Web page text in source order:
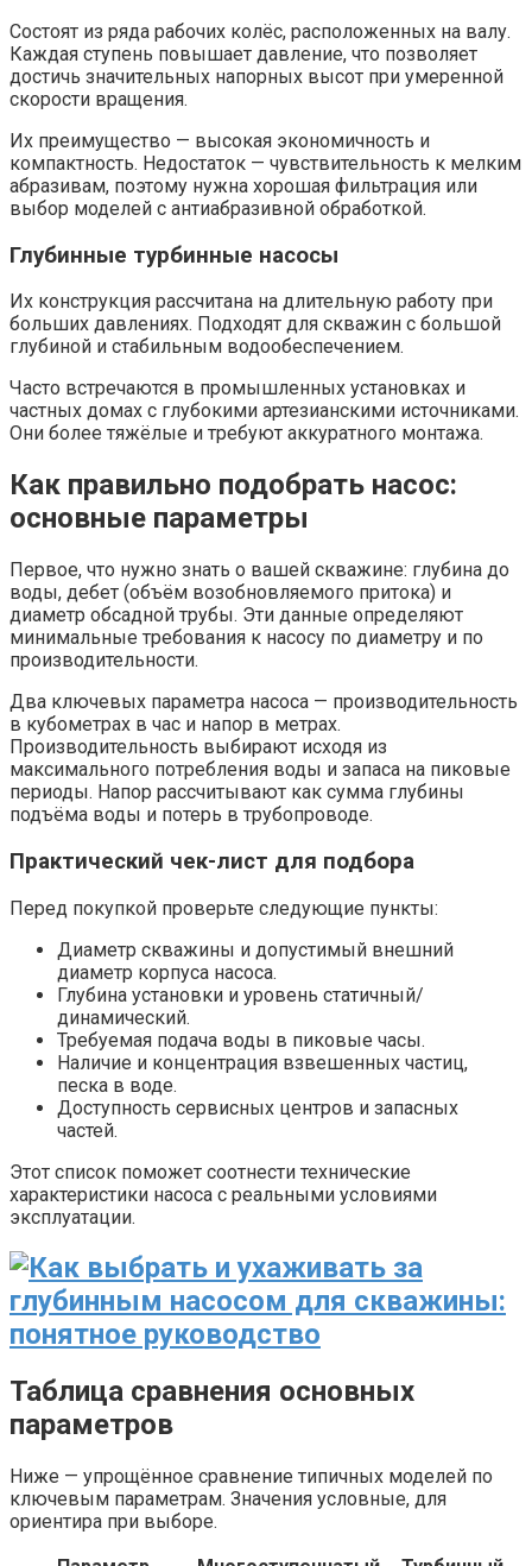
Состоят из ряда рабочих колёс, расположенных на валу.
Каждая ступень повышает давление, что позволяет
достичь значительных напорных высот при умеренной
скорости вращения.
Их преимущество — высокая экономичность и
компактность. Недостаток — чувствительность к мелким
абразивам, поэтому нужна хорошая фильтрация или
выбор моделей с антиабразивной обработкой.
Глубинные турбинные насосы
Их конструкция рассчитана на длительную работу при
больших давлениях. Подходят для скважин с большой
глубиной и стабильным водообеспечением.
Часто встречаются в промышленных установках и
частных домах с глубокими артезианскими источниками.
Они более тяжёлые и требуют аккуратного монтажа.
Как правильно подобрать насос:
основные параметры
Первое, что нужно знать о вашей скважине: глубина до
воды, дебет (объём возобновляемого притока) и
диаметр обсадной трубы. Эти данные определяют
минимальные требования к насосу по диаметру и по
производительности.
Два ключевых параметра насоса — производительность
в кубометрах в час и напор в метрах.
Производительность выбирают исходя из
максимального потребления воды и запаса на пиковые
периоды. Напор рассчитывают как сумма глубины
подъёма воды и потерь в трубопроводе.
Практический чек-лист для подбора
Перед покупкой проверьте следующие пункты:
Диаметр скважины и допустимый внешний
диаметр корпуса насоса.
Глубина установки и уровень статичный/
динамический.
Требуемая подача воды в пиковые часы.
Наличие и концентрация взвешенных частиц,
песка в воде.
Доступность сервисных центров и запасных
частей.
Этот список поможет соотнести технические
характеристики насоса с реальными условиями
эксплуатации.
Таблица сравнения основных
параметров
Ниже — упрощённое сравнение типичных моделей по
ключевым параметрам. Значения условные, для
ориентира при выборе.